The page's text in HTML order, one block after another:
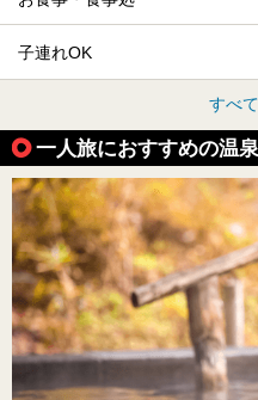
子連れOK
すべ
一人旅におすすめの温